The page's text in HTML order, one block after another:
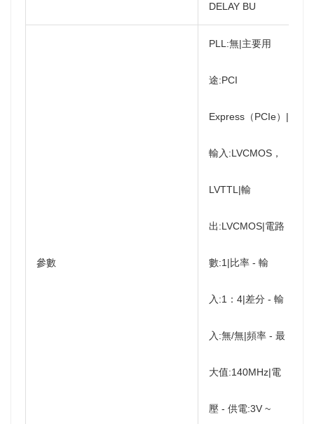
DELAY BU
參數
PLL:無|主要用
途:PCI
Express（PCIe）|
輸入:LVCMOS，
LVTTL|輸
出:LVCMOS|電路
數:1|比率 - 輸
入:1：4|差分 - 輸
入:無/無|頻率 - 最
大值:140MHz|電
壓 - 供電:3V ~